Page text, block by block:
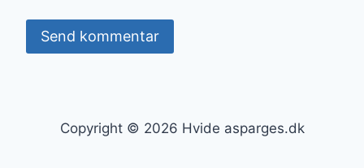
Copyright © 2026 Hvide asparges.dk